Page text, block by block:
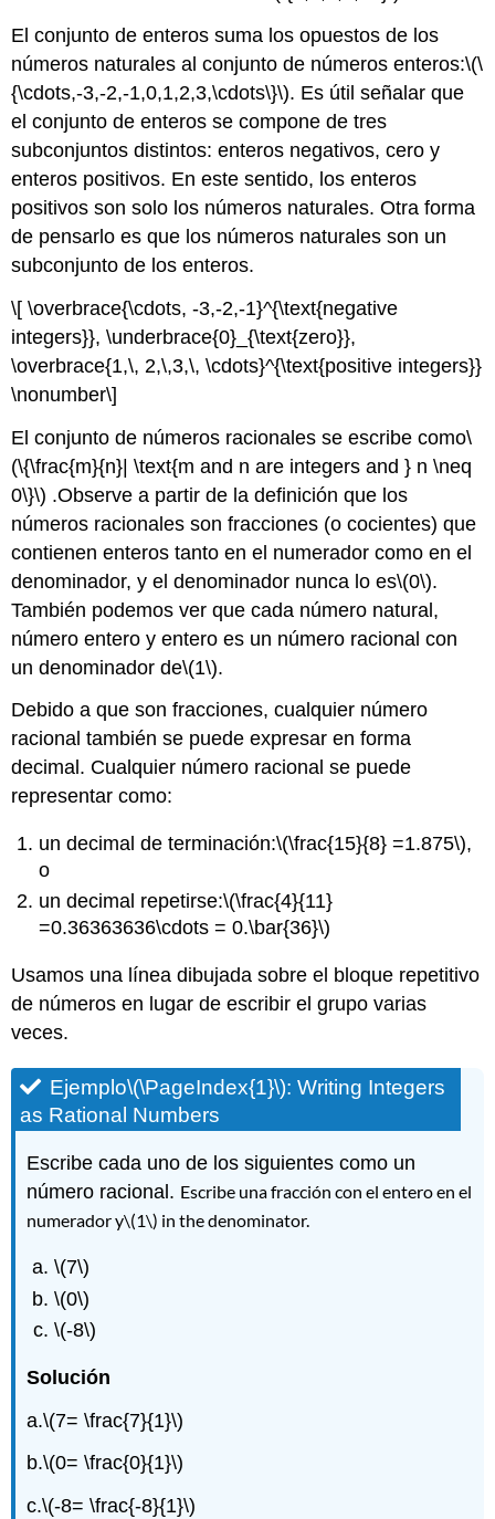
El conjunto de enteros suma los opuestos de los
números naturales al conjunto de números enteros:\(\
{\cdots,-3,-2,-1,0,1,2,3,\cdots\}\). Es útil señalar que
el conjunto de enteros se compone de tres
subconjuntos distintos: enteros negativos, cero y
enteros positivos. En este sentido, los enteros
positivos son solo los números naturales. Otra forma
de pensarlo es que los números naturales son un
subconjunto de los enteros.
\[ \overbrace{\cdots, -3,-2,-1}^{\text{negative
integers}}, \underbrace{0}_{\text{zero}},
\overbrace{1,\, 2,\,3,\, \cdots}^{\text{positive integers}}
\nonumber\]
El conjunto de números racionales se escribe como\
(\{\frac{m}{n}| \text{m and n are integers and } n \neq
0\}\) .Observe a partir de la definición que los
números racionales son fracciones (o cocientes) que
contienen enteros tanto en el numerador como en el
denominador, y el denominador nunca lo es\(0\).
También podemos ver que cada número natural,
número entero y entero es un número racional con
un denominador de\(1\).
Debido a que son fracciones, cualquier número
racional también se puede expresar en forma
decimal. Cualquier número racional se puede
representar como:
un decimal de terminación:\(\frac{15}{8} =1.875\),
o
un decimal repetirse:\(\frac{4}{11}
=0.36363636\cdots = 0.\bar{36}\)
Usamos una línea dibujada sobre el bloque repetitivo
de números en lugar de escribir el grupo varias
veces.
Ejemplo\(\PageIndex{1}\): Writing Integers
as Rational Numbers
Escribe cada uno de los siguientes como un
número racional. Escribe una fracción con el entero en el
numerador y\(1\) in the denominator.
\(7\)
\(0\)
\(-8\)
Solución
a.\(7= \frac{7}{1}\)
b.\(0= \frac{0}{1}\)
c.\(-8= \frac{-8}{1}\)